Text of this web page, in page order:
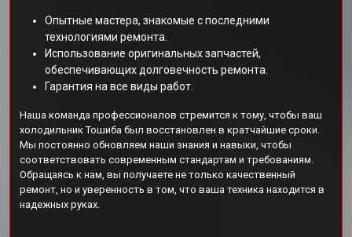
Опытные мастера, знакомые с последними
технологиями ремонта.
Использование оригинальных запчастей,
обеспечивающих долговечность ремонта.
Гарантия на все виды работ.
Наша команда профессионалов стремится к тому, чтобы ваш
холодильник Тошиба был восстановлен в кратчайшие сроки.
Мы постоянно обновляем наши знания и навыки, чтобы
соответствовать современным стандартам и требованиям.
Обращаясь к нам, вы получаете не только качественный
ремонт, но и уверенность в том, что ваша техника находится в
надежных руках.